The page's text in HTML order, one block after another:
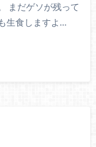
まだゲソが残って
生食しますよ…